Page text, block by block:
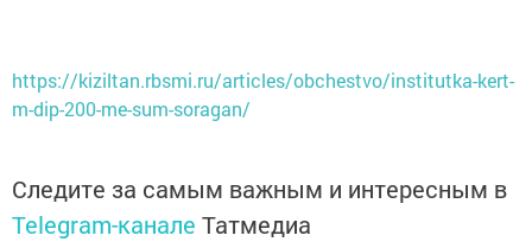
https://kiziltan.rbsmi.ru/articles/obchestvo/institutka-kert-
m-dip-200-me-sum-soragan/
Следите за самым важным и интересным в
Telegram-канале Татмедиа